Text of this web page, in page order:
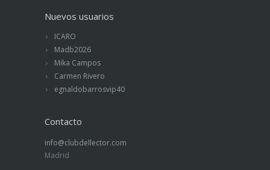
Nuevos usuarios
ICARO
Madb2026
Mika Campos
Carmen Rivero
egnaldobarrosvip40
Contacto
info@clubdellector.com
Madrid